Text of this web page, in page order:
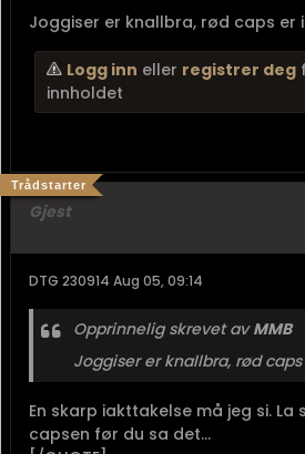
Joggiser er knallbra, rød caps er
Logg inn eller registrer deg
innholdet
Gjest
Trådstarter
DTG 230914 Aug 05, 09:14
Opprinnelig skrevet avMMB
Joggiser er knallbra, rød
En skarp iakttakelse må jeg si. La
capsen før du sa det...